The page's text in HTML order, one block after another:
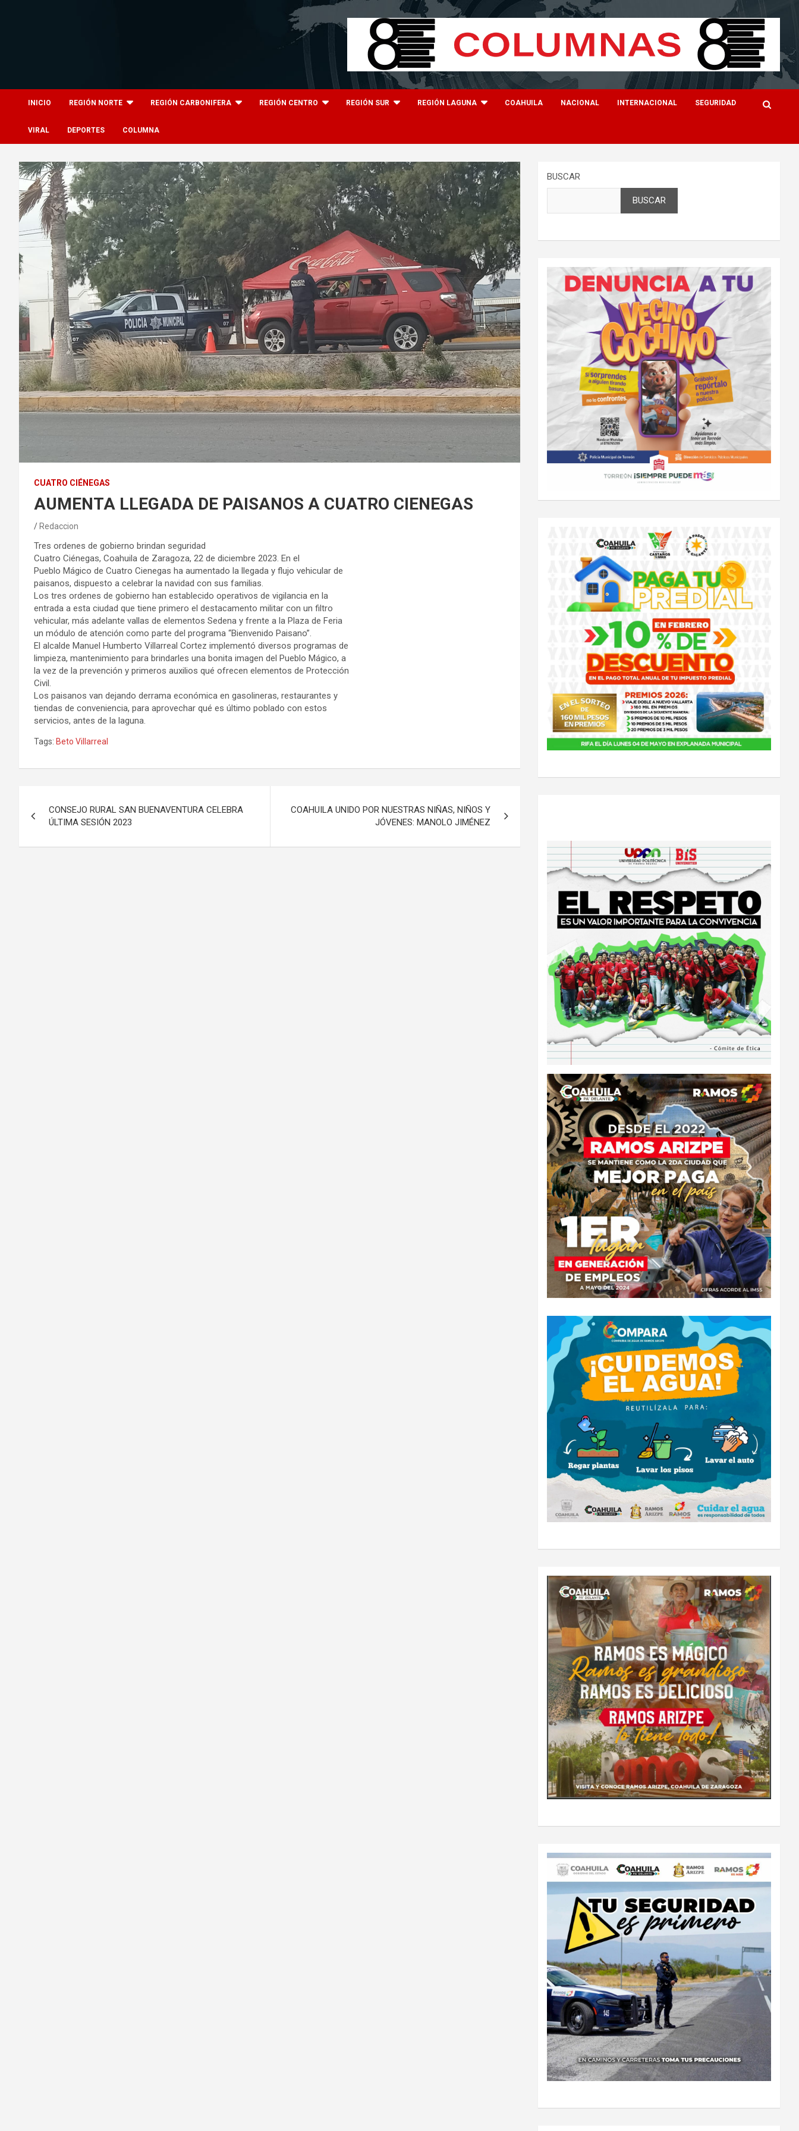
INICIO REGIÓN NORTE REGIÓN CARBONIFERA REGIÓN CENTRO REGIÓN SUR REGIÓN LAGUNA COAHUILA NACIONAL INTERNACIONAL SEGURIDAD
VIRAL DEPORTES COLUMNA
CUATRO CIÉNEGAS
AUMENTA LLEGADA DE PAISANOS A CUATRO CIENEGAS
Redaccion
Tres ordenes de gobierno brindan seguridad
Cuatro Ciénegas, Coahuila de Zaragoza, 22 de diciembre 2023. En el
Pueblo Mágico de Cuatro Cienegas ha aumentado la llegada y flujo vehicular de
paisanos, dispuesto a celebrar la navidad con sus familias.
Los tres ordenes de gobierno han establecido operativos de vigilancia en la
entrada a esta ciudad que tiene primero el destacamento militar con un filtro
vehicular, más adelante vallas de elementos Sedena y frente a la Plaza de Feria
un módulo de atención como parte del programa “Bienvenido Paisano”.
El alcalde Manuel Humberto Villarreal Cortez implementó diversos programas de
limpieza, mantenimiento para brindarles una bonita imagen del Pueblo Mágico, a
la vez de la prevención y primeros auxilios qué ofrecen elementos de Protección
Civil.
Los paisanos van dejando derrama económica en gasolineras, restaurantes y
tiendas de conveniencia, para aprovechar qué es último poblado con estos
servicios, antes de la laguna.
Tags: Beto Villarreal
de
entradas
CONSEJO RURAL SAN BUENAVENTURA CELEBRA
ÚLTIMA SESIÓN 2023
COAHUILA UNIDO POR NUESTRAS NIÑAS, NIÑOS Y
JÓVENES: MANOLO JIMÉNEZ
BUSCAR
BUSCAR